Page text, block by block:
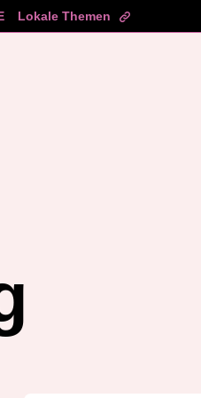
Lokale Themen